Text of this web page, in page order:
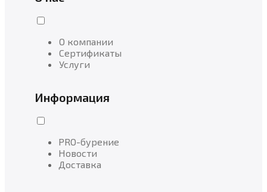
О компании
Сертификаты
Услуги
Информация
PRO-бурение
Новости
Доставка